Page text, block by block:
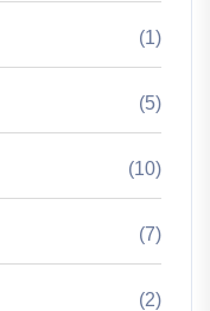
(1)
(5)
(10)
(7)
(2)